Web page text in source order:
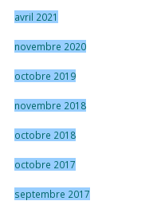
avril 2021
novembre 2020
octobre 2019
novembre 2018
octobre 2018
octobre 2017
septembre 2017